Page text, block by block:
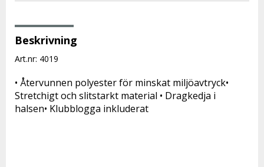
Beskrivning
Art.nr: 4019
• Återvunnen polyester för minskat miljöavtryck•
Stretchigt och slitstarkt material • Dragkedja i
halsen• Klubblogga inkluderat